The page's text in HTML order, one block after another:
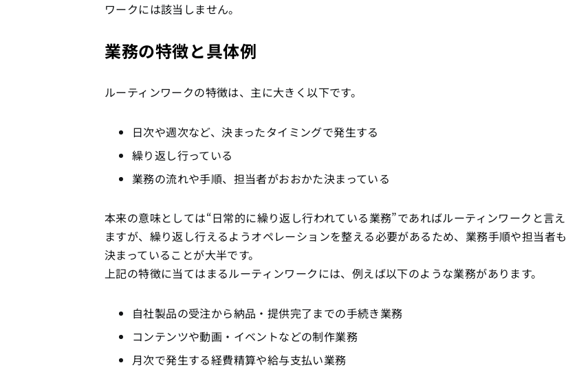
ワークには該当しません。
業務の特徴と具体例
ルーティンワークの特徴は、主に大きく以下です。
日次や週次など、決まったタイミングで発生する
繰り返し行っている
業務の流れや手順、担当者がおおかた決まっている
本来の意味としては“日常的に繰り返し行われている業務”であればルーティンワークと言え
ますが、繰り返し行えるようオペレーションを整える必要があるため、業務手順や担当者も
決まっていることが大半です。
上記の特徴に当てはまるルーティンワークには、例えば以下のような業務があります。
自社製品の受注から納品・提供完了までの手続き業務
コンテンツや動画・イベントなどの制作業務
月次で発生する経費精算や給与支払い業務